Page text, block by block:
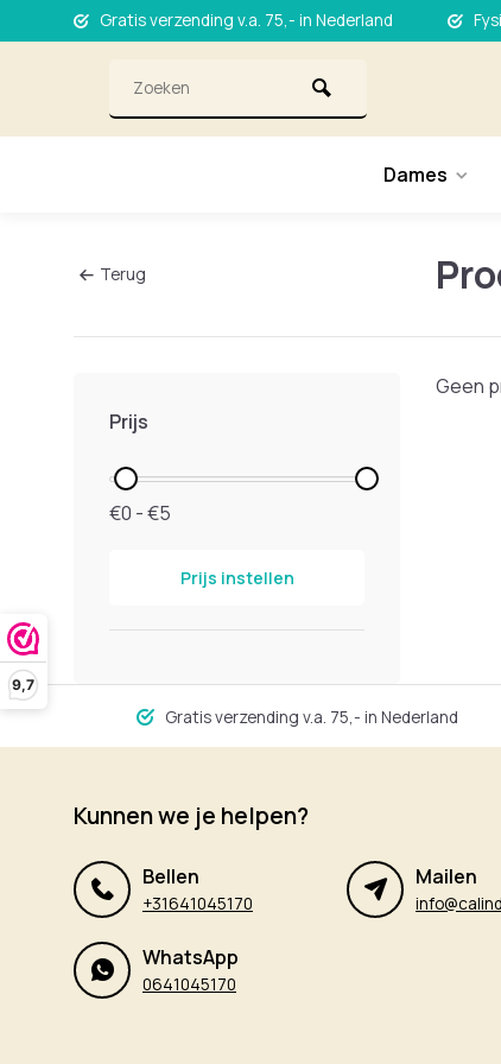
9,7
Gratis verzending v.a. 75,- in Nederland
Dames
Terug
Prijs
€0 - €5
Prijs instellen
Geen
Gratis verzending v.a. 75,- in Nederland
Kunnen we je helpen?
Bellen
+31641045170
Mailen
WhatsApp
0641045170